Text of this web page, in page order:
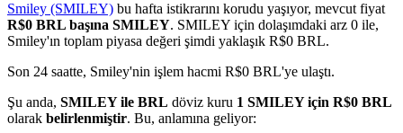
COIN-M Vadeli İşlemleri
Kripto Para Vadeli İşlemleri
TradFi
Smiley (SMILEY) bu hafta istikrarını korudu yaşıyor, mevcut fiyat
R$0 BRL başına SMILEY. SMILEY için dolaşımdaki arz 0 ile,
Smiley'ın toplam piyasa değeri şimdi yaklaşık R$0 BRL.
Son 24 saatte, Smiley'nin işlem hacmi R$0 BRL'ye ulaştı.
Şu anda, SMILEY ile BRL döviz kuru 1 SMILEY için R$0 BRL
olarak belirlenmiştir. Bu, anlamına geliyor: